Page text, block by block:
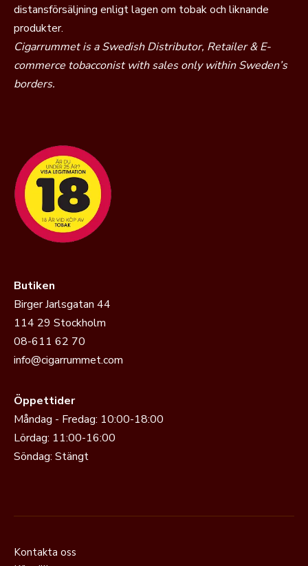
distansförsäljning enligt lagen om tobak och liknande
produkter.
Cigarrummet is a Swedish Distributor, Retailer & E-
commerce tobacconist with sales only within Sweden’s
borders.
Butiken
Birger Jarlsgatan 44
114 29 Stockholm
08-611 62 70
info@cigarrummet.com
Öppettider
Måndag - Fredag: 10:00-18:00
Lördag: 11:00-16:00
Söndag: Stängt
Kontakta oss